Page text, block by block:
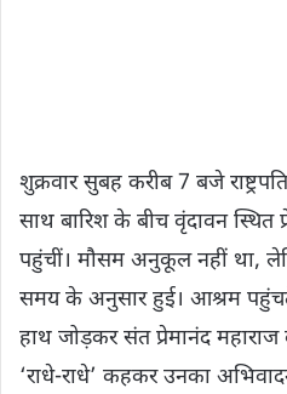
शुक्रवार सुबह करीब 7 बजे
साथ बारिश के बीच वृंदावन स्थित
पहुंचीं। मौसम अनुकूल नहीं था,
समय के अनुसार हुई। आश्रम पहुंचते
हाथ जोड़कर संत प्रेमानंद
‘राधे-राधे’ कहकर उनका